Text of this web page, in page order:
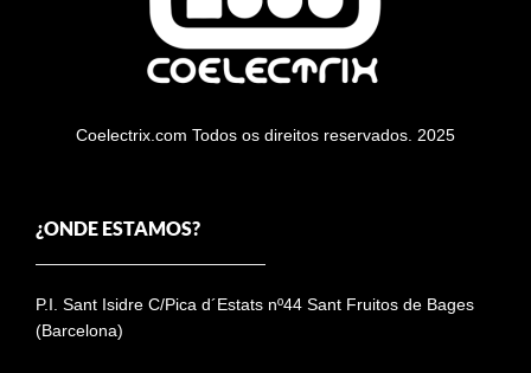
Coelectrix.com Todos os direitos reservados. 2025
¿ONDE ESTAMOS?
P.I. Sant Isidre C/Pica d´Estats nº44 Sant Fruitos de Bages
(Barcelona)